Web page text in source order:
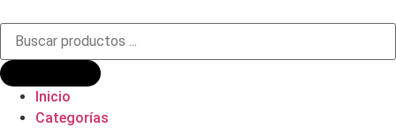
Búsqueda
productos
Inicio
Categorías